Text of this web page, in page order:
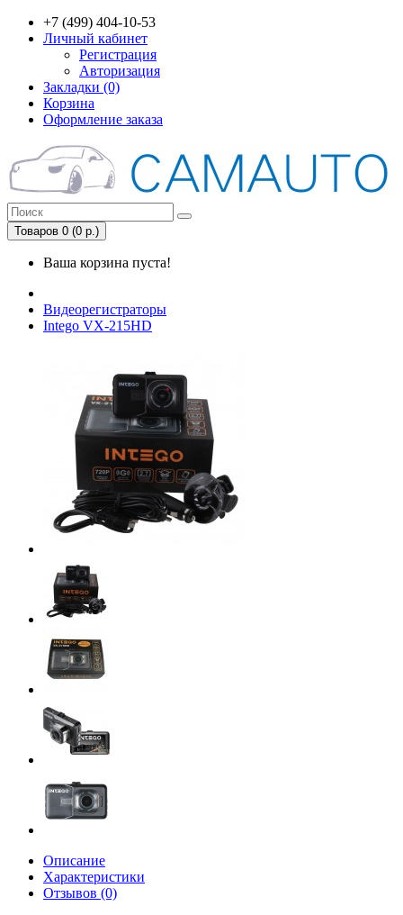
+7 (499) 404-10-53
Личный кабинет
Регистрация
Авторизация
Закладки (0)
Корзина
Оформление заказа
Товаров 0 (0 р.)
Ваша корзина пуста!
Видеорегистраторы
Intego VX-215HD
Описание
Характеристики
Отзывов (0)